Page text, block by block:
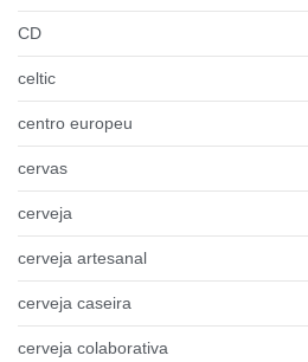
CD
celtic
centro europeu
cervas
cerveja
cerveja artesanal
cerveja caseira
cerveja colaborativa